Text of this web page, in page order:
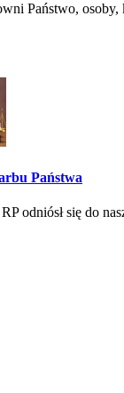
Państwo, osoby,
Państwa
odniósł się do